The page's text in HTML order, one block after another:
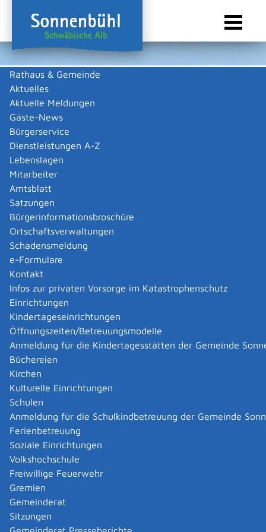
Rathaus & Gemeinde
Aktuelles
Aktuelle Meldungen
Gäste-News
Bürgerservice
Dienstleistungen A-Z
Lebenslagen
Mitarbeiter
Amtsblatt
Satzungen
Bürgerinformationsbroschüre
Ortschaftsverwaltungen
Schadensmeldung
e-Formulare
Kontakt
Infos zur privaten Vorsorge im Katastrophenschutz
Einrichtungen
Kindertageseinrichtungen
Öffnungszeiten/Betreuungsmodelle
Anmeldung für die Kindertagesstätten der Gemeinde
Büchereien
Kirchen
Kulturelle Einrichtungen
Schulen
Anmeldung für die Schulkindbetreuung der Gemeinde
Ferienbetreuung
Soziale Einrichtungen
Volkshochschule
Freiwillige Feuerwehr
Gremien
Gemeinderat
Sitzungen
Sie sind hier:
Gewerbeliste
Haustechnik Armin Ruoff
Sanitär,Heizung,Flaschnerei
Kurzbeschreibung
Sanitär,Heizung,Flaschnerei
Zurück
||